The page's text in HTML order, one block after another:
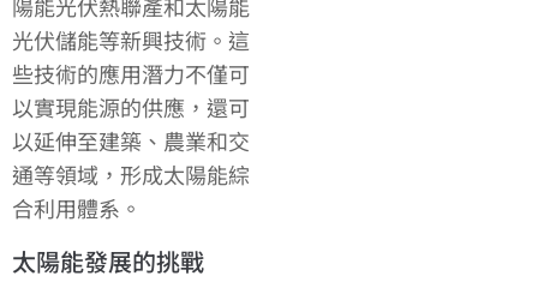
陽能光伏熱聯產和太陽能
光伏儲能等新興技術。這
些技術的應用潛力不僅可
以實現能源的供應，還可
以延伸至建築、農業和交
通等領域，形成太陽能綜
合利用體系。
太陽能發展的挑戰